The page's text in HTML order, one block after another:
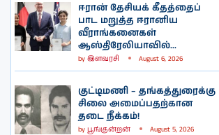
ஈரான் தேசியக் கீதத்தைப்
பாட மறுத்த ஈரானிய
வீராங்கனைகள்
ஆஸ்திரேலியாவில்...
by இளவரசி August 6, 2026
குட்டிமணி – தங்கத்துரைக்கு
சிலை அமைப்பதற்கான
தடை நீக்கம்!
by பூங்குன்றன் August 5, 2026